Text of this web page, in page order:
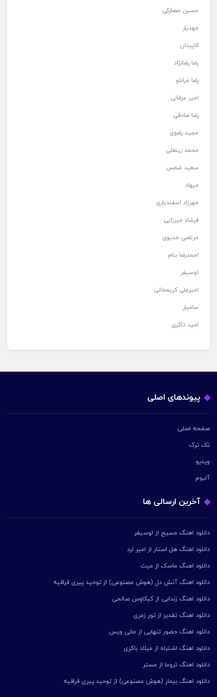
حسین حصارکی
مهدیار
کاپیتان
رضا رضانژاد
رضا مرانلو
امیر عرفانی
رضا صادقی
مجید رضوی
محمد زینعلی
سعید شمس
میهاد
مهرزاد اسفندیاری
فرشاد میرزایی
مرتضی خدیوی
احمدرضا بنام
لوسیفر
امیرعلی کریمخانی
سامیار
امید ذاکری
پیوندهای اصلی
صفحه اصلی
تک ترک
ویدیو
آلبوم
آخرین ارسالی ها
دانلود اهنگ مسیح از لوسیفر
دانلود اهنگ هل استار از امیر لرد
دانلود اهنگ ماسک از میث
دانلود اهنگ آتش دل (هوش مصنوعی) از توحید پیری قراقیه
دانلود اهنگ زندایی از کیکاوس صالحی
دانلود اهنگ تقدیر از تور زمری
دانلود اهنگ حضور تنهایی از مانی ویس
دانلود اهنگ اشتباه از میلاد باکری
دانلود اهنگ تروما از مستر
دانلود اهنگ بیمار (هوش مصنوعی) از توحید پیری قراقیه